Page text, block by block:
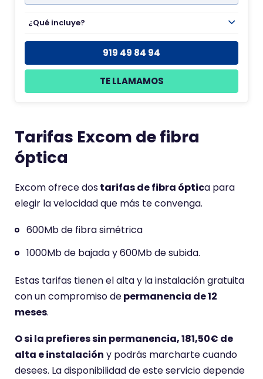
¿Qué incluye?
919 49 84 94
TE LLAMAMOS
Tarifas Excom de fibra
óptica
Excom ofrece dostarifas de fibra óptica para
elegir la velocidad que más te convenga.
600Mb de fibra simétrica
1000Mb de bajada y 600Mb de subida.
Estas tarifas tienen el alta y la instalación gratuita
con un compromiso depermanencia de 12
meses.
O si la prefieres sin permanencia, 181,50€ de
alta e instalación y podrás marcharte cuando
desees. La disponibilidad de este servicio depende